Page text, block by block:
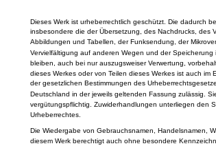
Dieses Werk ist urheberrechtlich geschützt. Die dadurch
insbesondere die der Übersetzung, des Nachdrucks, des
Abbildungen und Tabellen, der Funksendung, der
Vervielfältigung auf anderen Wegen und der Speicherung
bleiben, auch bei nur auszugsweiser Verwertung,
dieses Werkes oder von Teilen dieses Werkes ist auch im
der gesetzlichen Bestimmungen des
Deutschland in der jeweils geltenden Fassung zulässig.
vergütungspflichtig. Zuwiderhandlungen unterliegen den
Urheberrechtes.
Die Wiedergabe von Gebrauchsnamen, Handelsnamen,
diesem Werk berechtigt auch ohne besondere